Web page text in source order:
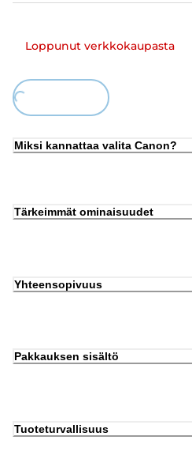
Loppunut verkkokaupasta
Miksi kannattaa valita Canon?
Tärkeimmät ominaisuudet
Yhteensopivuus
Pakkauksen sisältö
Tuoteturvallisuus